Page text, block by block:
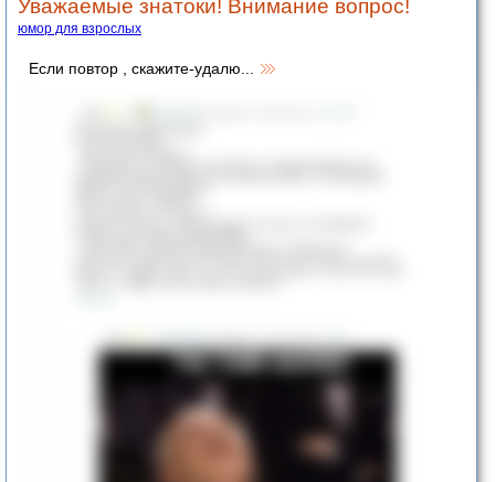
Уважаемые знатоки! Внимание вопрос!
юмор для взрослых
Если повтор , скажите-удалю...